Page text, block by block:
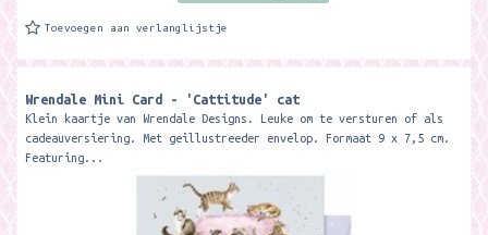
Toevoegen aan verlanglijstje
Wrendale Mini Card - 'Cattitude' cat
Klein kaartje van Wrendale Designs. Leuke om te versturen of als
cadeauversiering. Met geillustreeder envelop. Formaat 9 x 7,5 cm.
Featuring...